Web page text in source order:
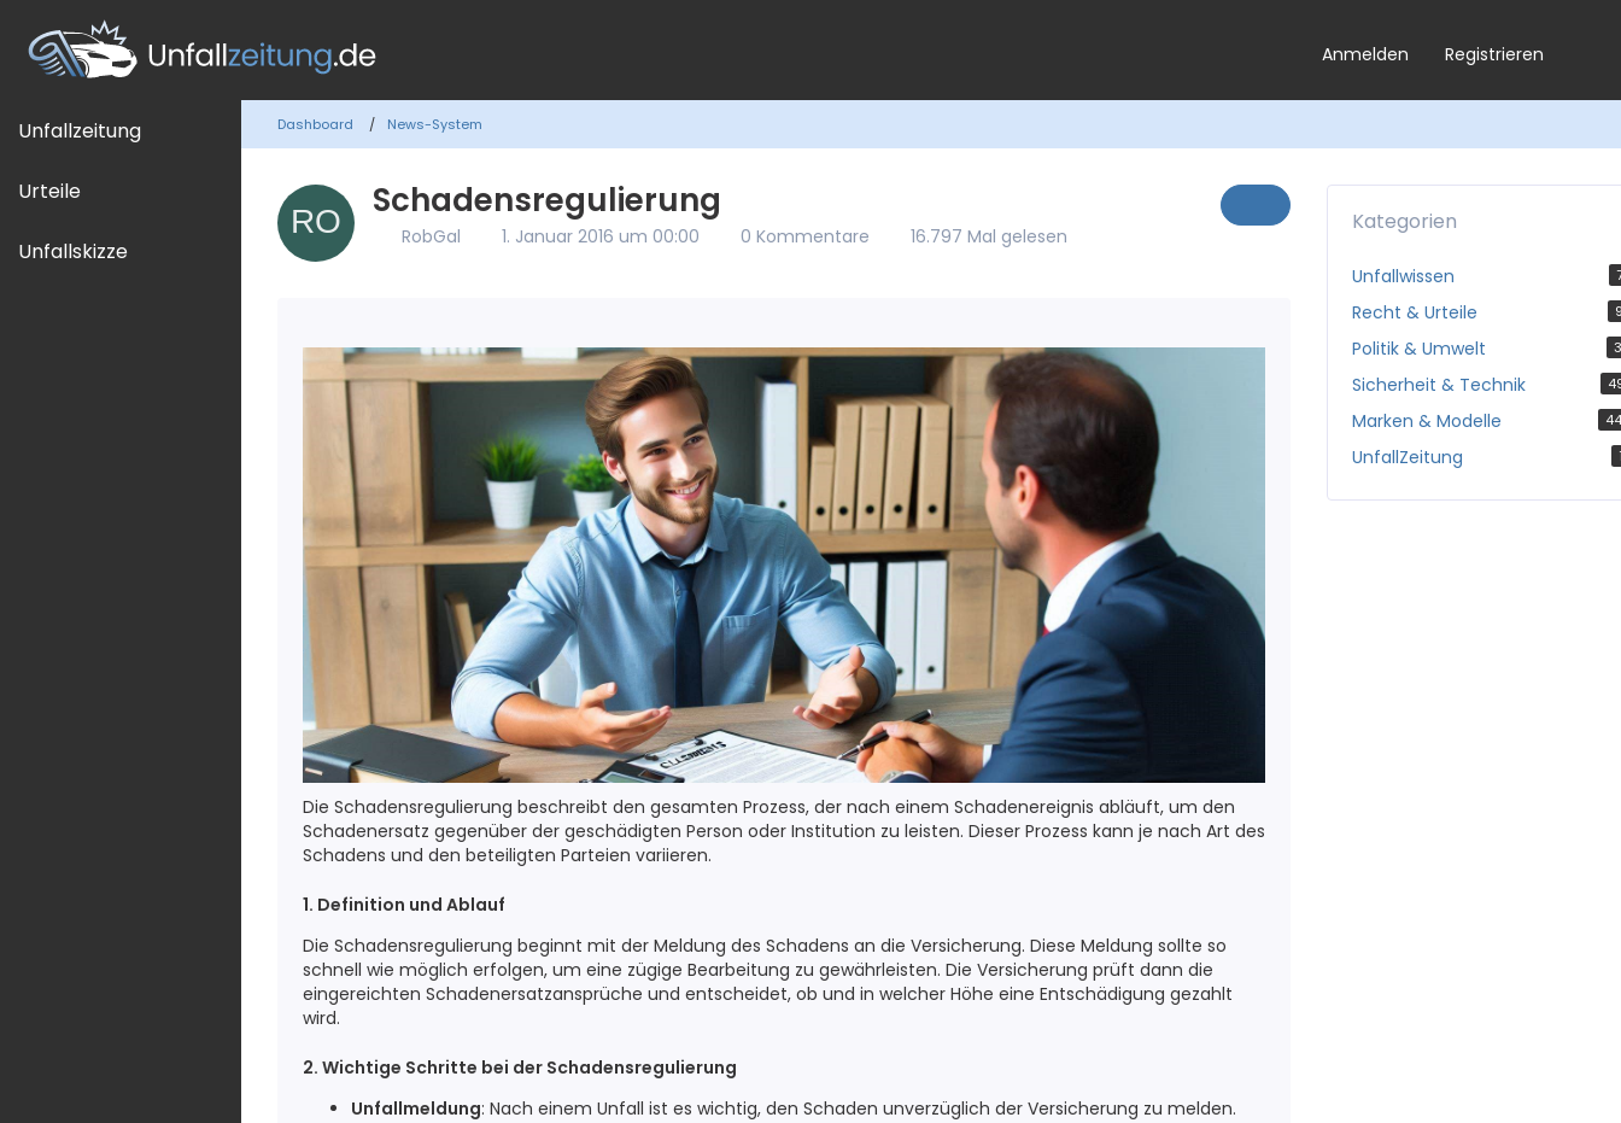
Unfallzeitung
Urteile
Unfallskizze
Anmelden Registrieren
Dashboard News-System
Schadensregulierung
RobGal 1. Januar 2016 um 00:00 0 Kommentare 16.797 Mal gelesen
Die Schadensregulierung beschreibt den gesamten Prozess, der nach einem Schadenereignis abläuft, um den
Schadenersatz gegenüber der geschädigten Person oder Institution zu leisten. Dieser Prozess kann je nach Art des
Schadens und den beteiligten Parteien variieren.
1. Definition und Ablauf
Die Schadensregulierung beginnt mit der Meldung des Schadens an die Versicherung. Diese Meldung sollte so
schnell wie möglich erfolgen, um eine zügige Bearbeitung zu gewährleisten. Die Versicherung prüft dann die
eingereichten Schadenersatzansprüche und entscheidet, ob und in welcher Höhe eine Entschädigung gezahlt
wird.
2. Wichtige Schritte bei der Schadensregulierung
Unfallmeldung: Nach einem Unfall ist es wichtig, den Schaden unverzüglich der Versicherung zu melden.
Kategorien
Unfallwissen
Recht & Urteile
Politik & Umwelt
Sicherheit & Technik
Marken & Modelle
UnfallZeitung